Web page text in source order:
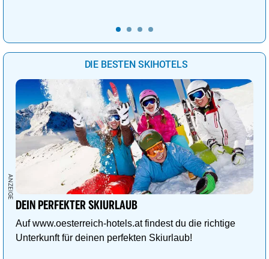
DIE BESTEN SKIHOTELS
DEIN PERFEKTER SKIURLAUB
Auf www.oesterreich-hotels.at findest du die richtige
Unterkunft für deinen perfekten Skiurlaub!